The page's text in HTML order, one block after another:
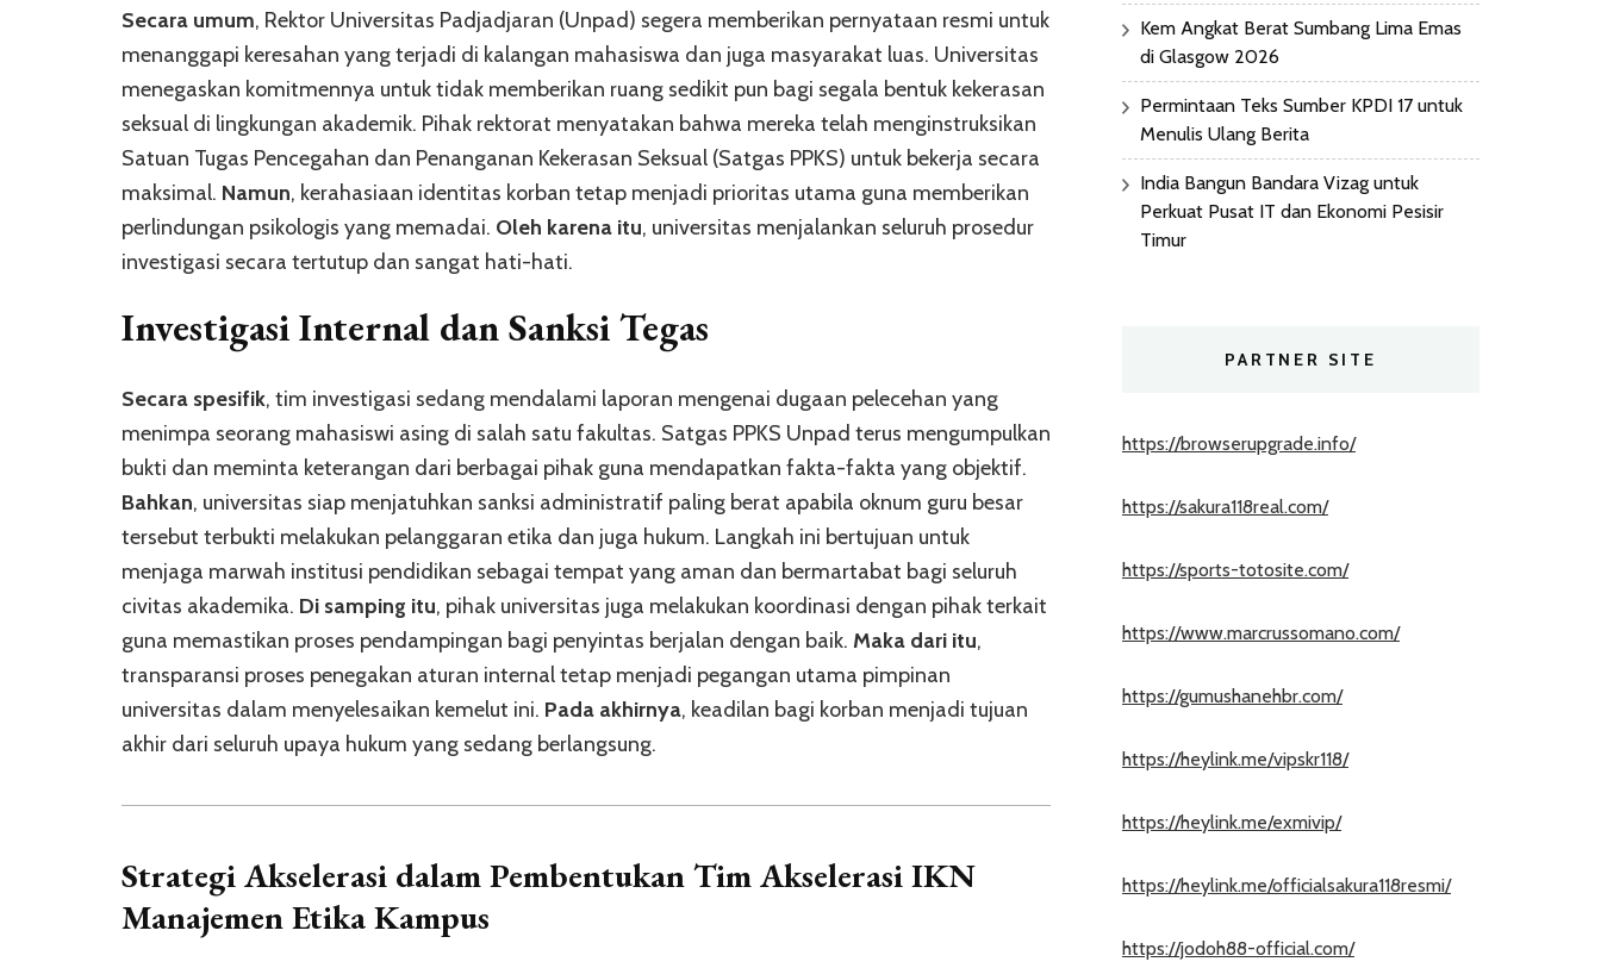
Secara umum, Rektor Universitas Padjadjaran (Unpad) segera memberikan pernyataan resmi untuk
menanggapi keresahan yang terjadi di kalangan mahasiswa dan juga masyarakat luas. Universitas
menegaskan komitmennya untuk tidak memberikan ruang sedikit pun bagi segala bentuk kekerasan
seksual di lingkungan akademik. Pihak rektorat menyatakan bahwa mereka telah menginstruksikan
Satuan Tugas Pencegahan dan Penanganan Kekerasan Seksual (Satgas PPKS) untuk bekerja secara
maksimal. Namun, kerahasiaan identitas korban tetap menjadi prioritas utama guna memberikan
perlindungan psikologis yang memadai. Oleh karena itu, universitas menjalankan seluruh prosedur
investigasi secara tertutup dan sangat hati-hati.
Investigasi Internal dan Sanksi Tegas
Secara spesifik, tim investigasi sedang mendalami laporan mengenai dugaan pelecehan yang
menimpa seorang mahasiswi asing di salah satu fakultas. Satgas PPKS Unpad terus mengumpulkan
bukti dan meminta keterangan dari berbagai pihak guna mendapatkan fakta-fakta yang objektif.
Bahkan, universitas siap menjatuhkan sanksi administratif paling berat apabila oknum guru besar
tersebut terbukti melakukan pelanggaran etika dan juga hukum. Langkah ini bertujuan untuk
menjaga marwah institusi pendidikan sebagai tempat yang aman dan bermartabat bagi seluruh
civitas akademika. Di samping itu, pihak universitas juga melakukan koordinasi dengan pihak terkait
guna memastikan proses pendampingan bagi penyintas berjalan dengan baik. Maka dari itu,
transparansi proses penegakan aturan internal tetap menjadi pegangan utama pimpinan
universitas dalam menyelesaikan kemelut ini. Pada akhirnya, keadilan bagi korban menjadi tujuan
akhir dari seluruh upaya hukum yang sedang berlangsung.
Strategi Akselerasi dalamPembentukan Tim Akselerasi IKN
Manajemen Etika Kampus
Kem Angkat Berat Sumbang Lima Emas
di Glasgow 2026
Permintaan Teks Sumber KPDI 17 untuk
Menulis Ulang Berita
India Bangun Bandara Vizag untuk
Perkuat Pusat IT dan Ekonomi Pesisir
Timur
PARTNER SITE
https://browserupgrade.info/
https://sakura118real.com/
https://sports-totosite.com/
https://www.marcrussomano.com/
https://gumushanehbr.com/
https://heylink.me/vipskr118/
https://heylink.me/exmivip/
https://heylink.me/officialsakura118resmi/
https://jodoh88-official.com/